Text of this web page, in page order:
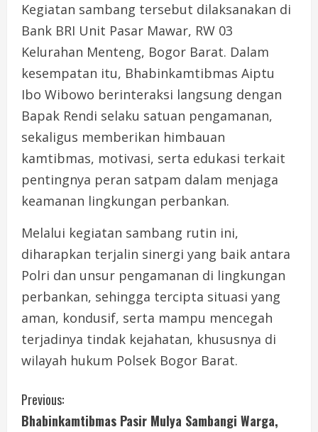
Kegiatan sambang tersebut dilaksanakan di
Bank BRI Unit Pasar Mawar, RW 03
Kelurahan Menteng, Bogor Barat. Dalam
kesempatan itu, Bhabinkamtibmas Aiptu
Ibo Wibowo berinteraksi langsung dengan
Bapak Rendi selaku satuan pengamanan,
sekaligus memberikan himbauan
kamtibmas, motivasi, serta edukasi terkait
pentingnya peran satpam dalam menjaga
keamanan lingkungan perbankan.
Melalui kegiatan sambang rutin ini,
diharapkan terjalin sinergi yang baik antara
Polri dan unsur pengamanan di lingkungan
perbankan, sehingga tercipta situasi yang
aman, kondusif, serta mampu mencegah
terjadinya tindak kejahatan, khususnya di
wilayah hukum Polsek Bogor Barat.
C
Previous:
Bhabinkamtibmas Pasir Mulya Sambangi Warga,